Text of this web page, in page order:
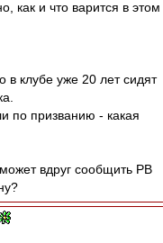
как и что варится в этом
в клубе уже 20 лет сидят
по призванию - какая
вдруг сообщить РВ